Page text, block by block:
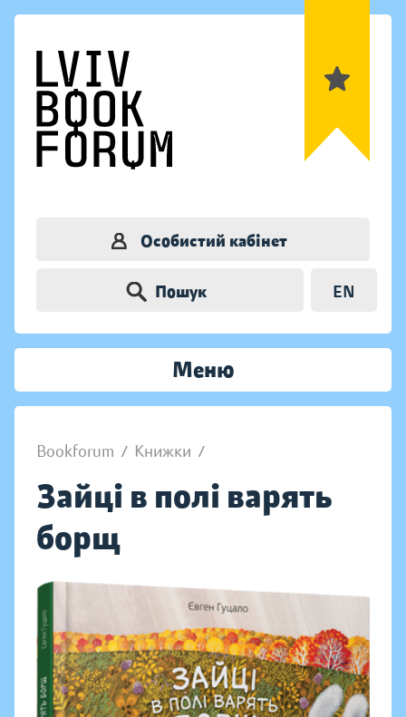
Особистий кабінет
Пошук EN
Меню
Bookforum / Книжки /
Зайці в полі варять
борщ